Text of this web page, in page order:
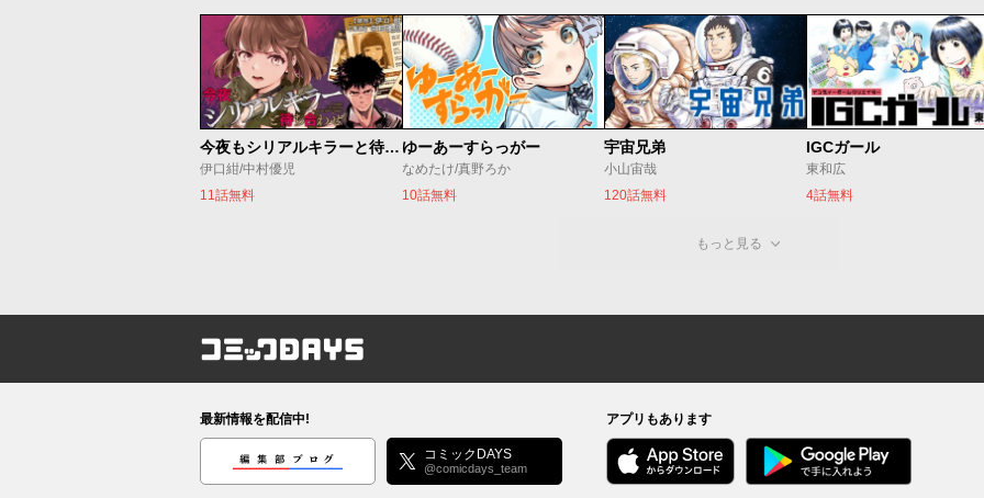
今夜もシリアルキラーと待ち合わせ
伊口紺/中村優児
11話無料
ゆーあーすらっがー
なめたけ/真野ろか
10話無料
宇宙兄弟
小山宙哉
120話無料
IGCガール
東和広
4話無料
もっと見る
コミックDAYS
最新情報を配信中!
編集部ブログ コミックDAYS
@comicdays_team
アプリもあります